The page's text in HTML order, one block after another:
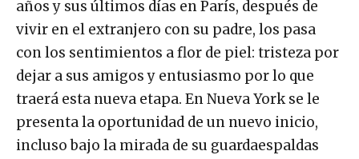
años y sus últimos días en París, después de
vivir en el extranjero con su padre, los pasa
con los sentimientos a flor de piel: tristeza por
dejar a sus amigos y entusiasmo por lo que
traerá esta nueva etapa. En Nueva York se le
presenta la oportunidad de un nuevo inicio,
incluso bajo la mirada de su guardaespaldas